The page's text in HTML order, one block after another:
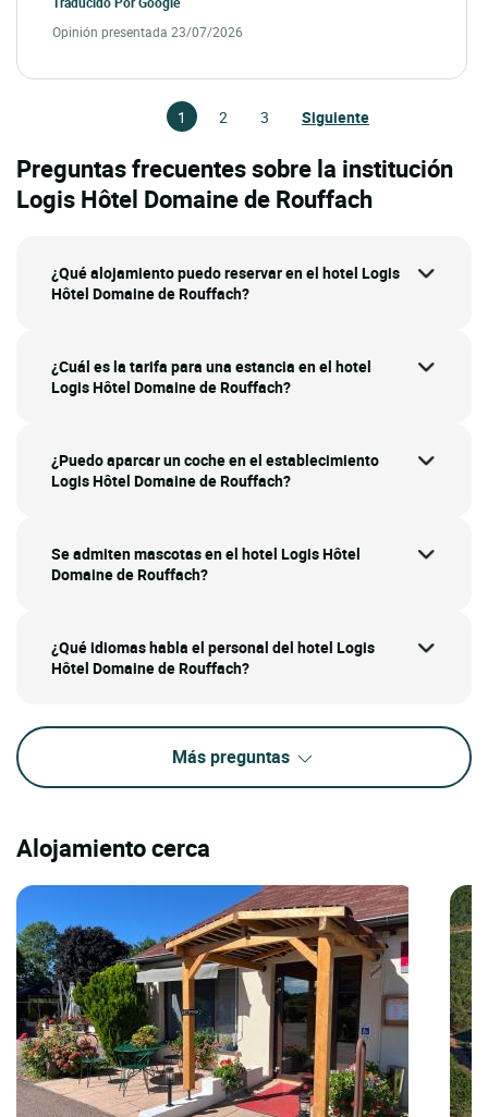
Opinión presentada 23/07/2026
1 2 3 Siguiente
Preguntas frecuentes sobre la institución
Logis Hôtel Domaine de Rouffach
¿Qué alojamiento puedo reservar en el hotel Logis
Hôtel Domaine de Rouffach?
¿Cuál es la tarifa para una estancia en el hotel
Logis Hôtel Domaine de Rouffach?
¿Puedo aparcar un coche en el establecimiento
Logis Hôtel Domaine de Rouffach?
Se admiten mascotas en el hotel Logis Hôtel
Domaine de Rouffach?
¿Qué idiomas habla el personal del hotel Logis
Hôtel Domaine de Rouffach?
Más preguntas
Alojamiento cerca